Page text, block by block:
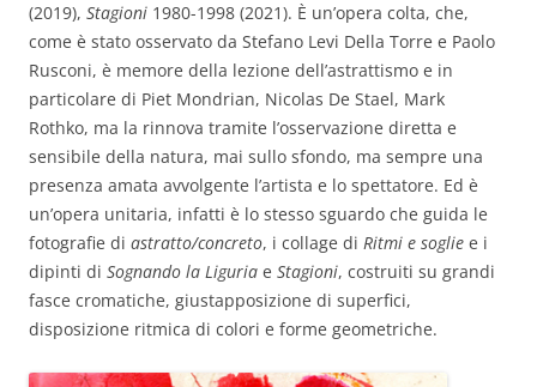
(2019), Stagioni 1980-1998 (2021). È un’opera colta, che,
come è stato osservato da Stefano Levi Della Torre e Paolo
Rusconi, è memore della lezione dell’astrattismo e in
particolare di Piet Mondrian, Nicolas De Stael, Mark
Rothko, ma la rinnova tramite l’osservazione diretta e
sensibile della natura, mai sullo sfondo, ma sempre una
presenza amata avvolgente l’artista e lo spettatore. Ed è
un’opera unitaria, infatti è lo stesso sguardo che guida le
fotografie di astratto/concreto, i collage di Ritmi e soglie e i
dipinti di Sognando la Liguria e Stagioni, costruiti su grandi
fasce cromatiche, giustapposizione di superfici,
disposizione ritmica di colori e forme geometriche.